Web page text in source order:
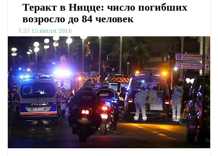
Теракт в Ницце: число погибших
возросло до 84 человек
7:57 15 июля 2016